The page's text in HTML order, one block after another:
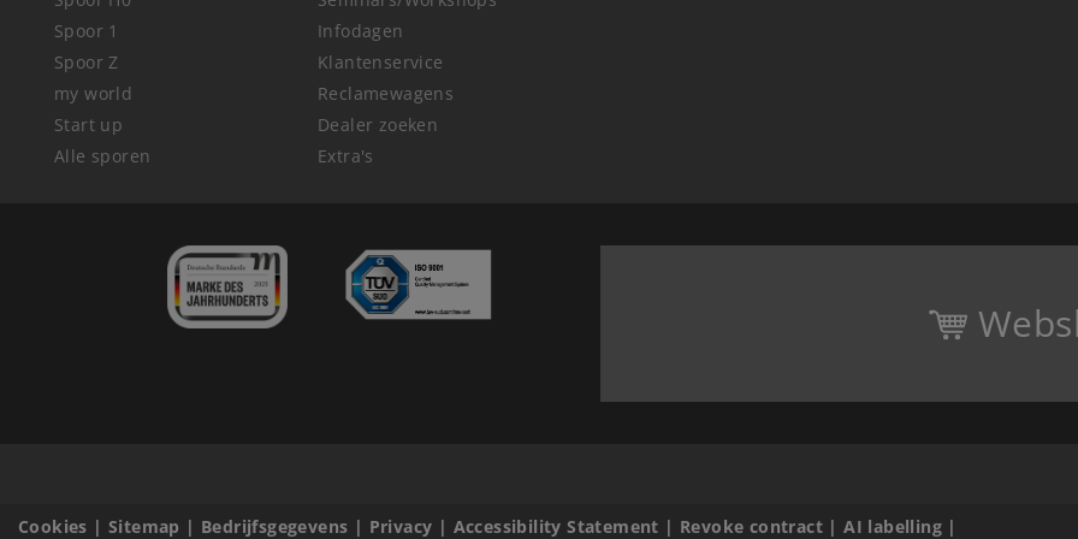
Spoor 1
Spoor Z
my world
Start up
Alle sporen
Infodagen
Klantenservice
Reclamewagens
Dealer zoeken
Extra's
Cookies |Sitemap | Bedrijfsgegevens | Privacy | Accessibility Statement | Revoke contract |AI labelling |